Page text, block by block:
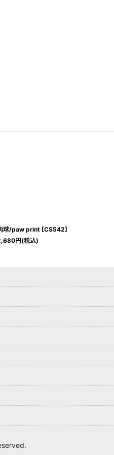
球/paw print [CS542]
円(税込)